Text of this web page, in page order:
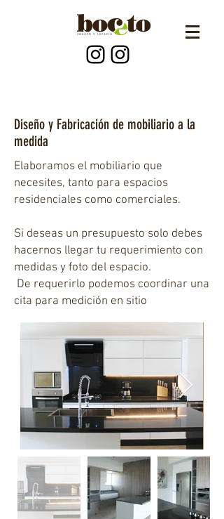
Diseño y Fabricación de mobiliario a la
medida
Elaboramos el mobiliario que
necesites, tanto para espacios
residenciales como comerciales.
Si deseas un presupuesto solo debes
hacernos llegar tu requerimiento con
medidas y foto del espacio.
De requerirlo podemos coordinar una
cita para medición en sitio